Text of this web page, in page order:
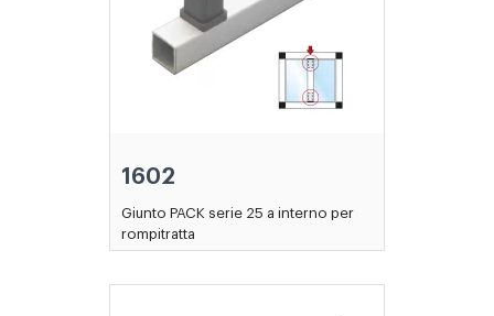
1602
Giunto PACK serie 25 a interno per
rompitratta